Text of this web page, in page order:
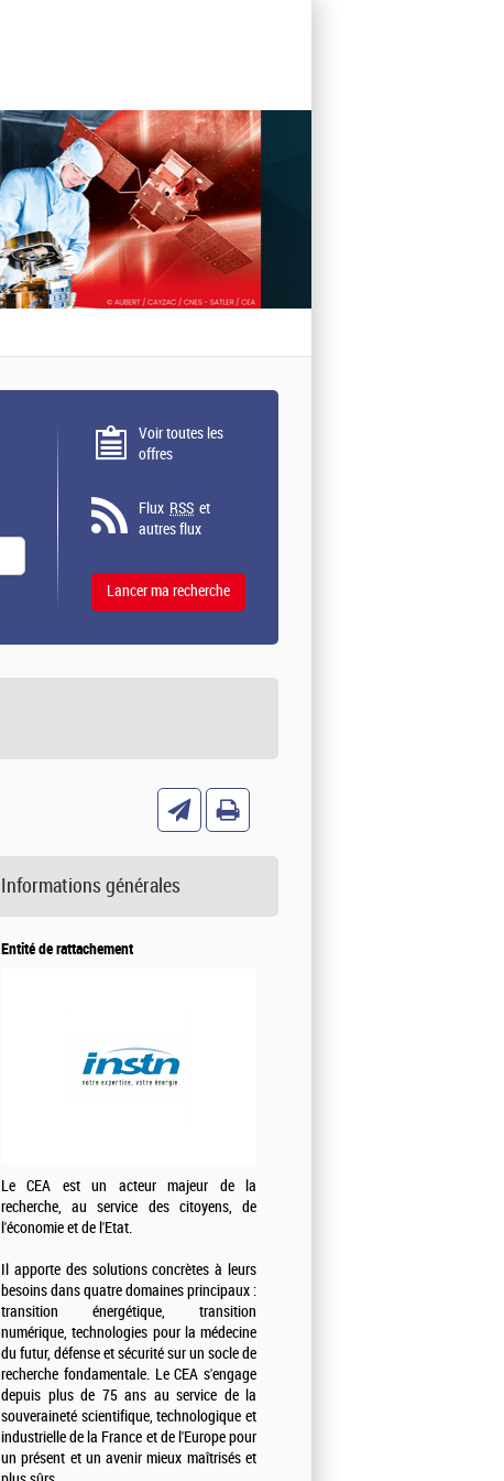
Voir toutes les
offres
Flux RSS et
autres flux
Informations générales
Entité de rattachement
Le CEA est un acteur majeur de la
recherche, au service des citoyens, de
l'économie et de l'Etat.
Il apporte des solutions concrètes à leurs
besoins dans quatre domaines principaux :
transition énergétique, transition
numérique, technologies pour la médecine
du futur, défense et sécurité sur un socle de
recherche fondamentale. Le CEA s'engage
depuis plus de 75 ans au service de la
souveraineté scientifique, technologique et
industrielle de la France et de l'Europe pour
un présent et un avenir mieux maîtrisés et